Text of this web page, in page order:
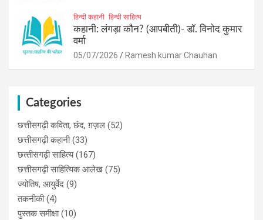
हिन्दी कहानी हिन्दी साहित्य
कहानी: लंगड़ा कौन? (आपबीती)​- डॉ. विनोद कुमार
वर्मा
05/07/2026 Ramesh kumar Chauhan
Categories
छत्तीसगढ़ी कविता, छंद, ग़ज़ल (52)
छत्तीसगढ़ी कहानी(33)
छत्‍तीसगढ़ी साहित्‍य(167)
छत्तीसगढ़ी साहित्यिक आलेख (75)
ज्योतिष, आयुर्वेद (9)
तकनीकी(4)
पुस्‍तक समीक्षा(10)